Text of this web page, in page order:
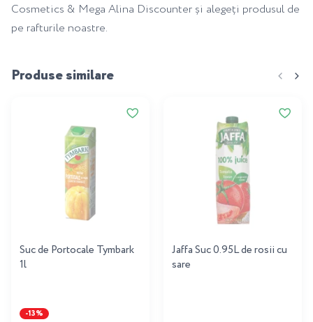
Cosmetics & Mega Alina Discounter și alegeți produsul de
pe rafturile noastre.
Produse similare
Suc de Portocale Tymbark
1l
-13%
Jaffa Suc 0.95L de rosii cu
sare